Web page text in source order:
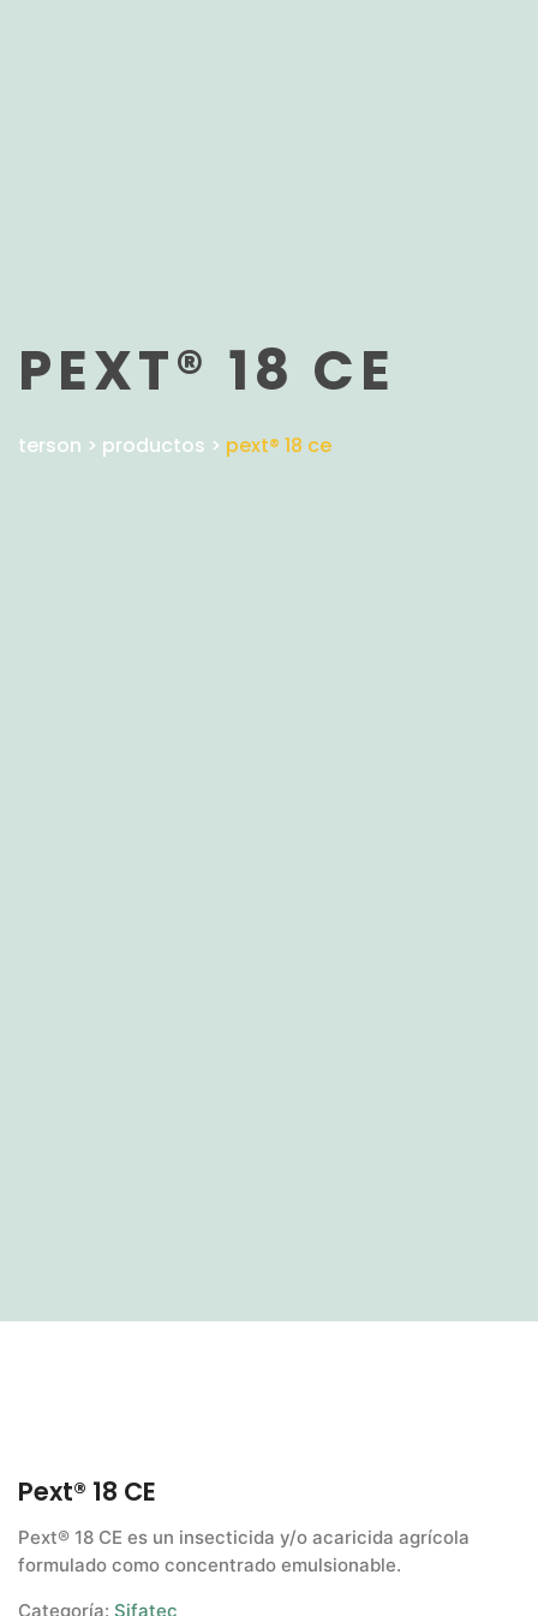
PEXT® 18 CE
terson > productos > pext® 18 ce
Pext® 18 CE
Pext® 18 CE es un insecticida y/o acaricida agrícola
formulado como concentrado emulsionable.
Categoría: Sifatec